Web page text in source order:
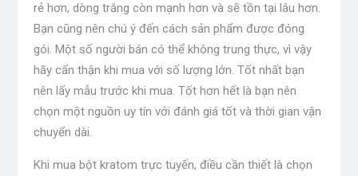
rẻ hơn, dòng trắng còn mạnh hơn và sẽ tồn tại lâu hơn.
Bạn cũng nên chú ý đến cách sản phẩm được đóng
gói. Một số người bán có thể không trung thực, vì vậy
hãy cẩn thận khi mua với số lượng lớn. Tốt nhất bạn
nên lấy mẫu trước khi mua. Tốt hơn hết là bạn nên
chọn một nguồn uy tín với đánh giá tốt và thời gian vận
chuyển dài.
Khi mua bột kratom trực tuyến, điều cần thiết là chọn